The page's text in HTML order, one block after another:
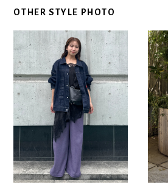
OTHER STYLE PHOTO